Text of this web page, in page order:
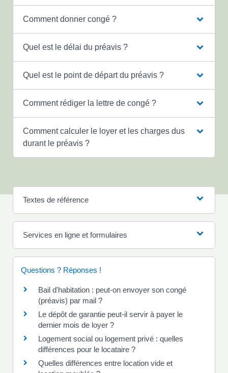
Comment donner congé ?
Quel est le délai du préavis ?
Quel est le point de départ du préavis ?
Comment rédiger la lettre de congé ?
Comment calculer le loyer et les charges dus
durant le préavis ?
Textes de référence
Services en ligne et formulaires
Questions ? Réponses !
Bail d'habitation : peut-on envoyer son congé
(préavis) par mail ?
Le dépôt de garantie peut-il servir à payer le
dernier mois de loyer ?
Logement social ou logement privé : quelles
différences pour le locataire ?
Quelles différences entre location vide et